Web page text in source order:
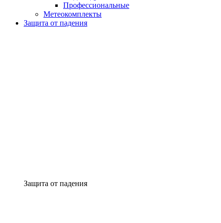
Профессиональные
Метеокомплекты
Защита от падения
Защита от падения